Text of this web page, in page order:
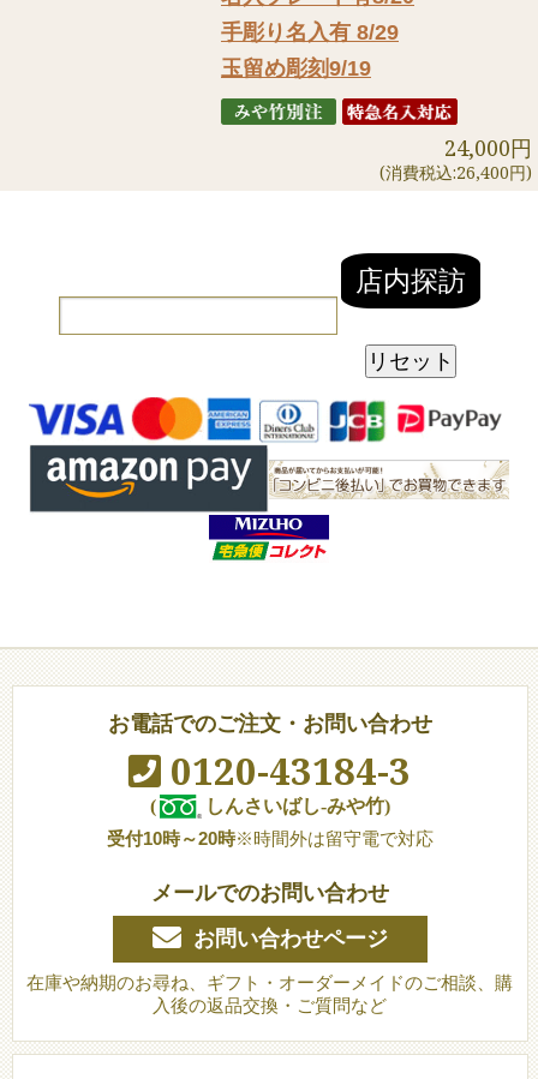
手彫り名入有 8/29
玉留め彫刻9/19
24,000円
(消費税込:26,400円)
お電話でのご注文・お問い合わせ
0120-43184-3
(
しんさいばし-みや竹)
受付10時～20時※時間外は留守電で対応
メールでのお問い合わせ
お問い合わせページ
在庫や納期のお尋ね、ギフト・オーダーメイドのご相談、購
入後の返品交換・ご質問など